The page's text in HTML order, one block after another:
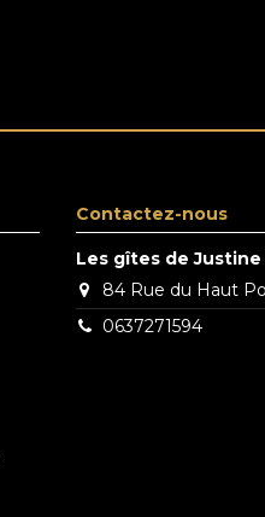
Contactez-nous
Les gîtes de Justine
84 Rue du Haut
0637271594